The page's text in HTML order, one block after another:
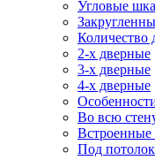
Угловые
Количество
2-х дверные
3-х дверные
4-х дверные
Во всю
Под потолок